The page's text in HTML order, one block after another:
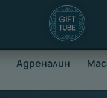
Адреналин